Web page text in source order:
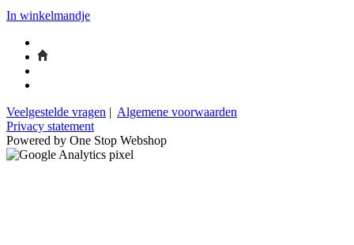
In winkelmandje
Veelgestelde vragen | Algemene voorwaarden
Privacy statement
Powered by One Stop Webshop